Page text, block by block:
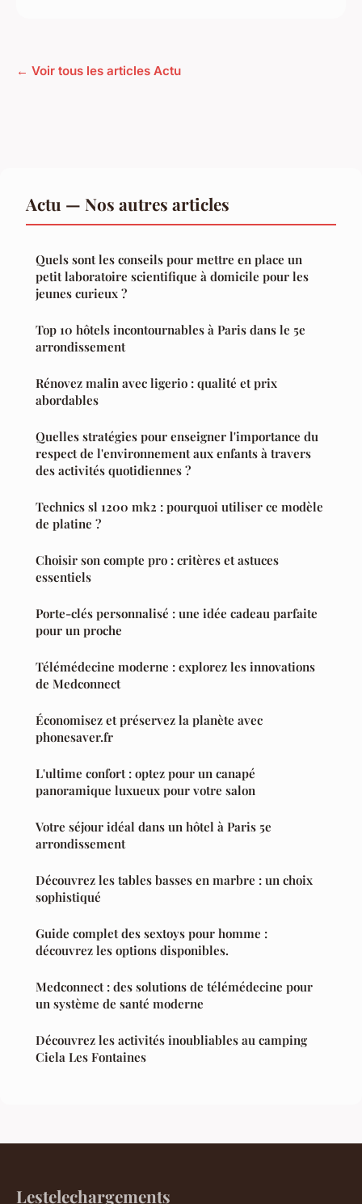
← Voir tous les articles Actu
Actu — Nos autres articles
Quels sont les conseils pour mettre en place un
petit laboratoire scientifique à domicile pour les
jeunes curieux ?
Top 10 hôtels incontournables à Paris dans le 5e
arrondissement
Rénovez malin avec ligerio : qualité et prix
abordables
Quelles stratégies pour enseigner l'importance du
respect de l'environnement aux enfants à travers
des activités quotidiennes ?
Technics sl 1200 mk2 : pourquoi utiliser ce modèle
de platine ?
Choisir son compte pro : critères et astuces
essentiels
Porte-clés personnalisé : une idée cadeau parfaite
pour un proche
Télémédecine moderne : explorez les innovations
de Medconnect
Économisez et préservez la planète avec
phonesaver.fr
L'ultime confort : optez pour un canapé
panoramique luxueux pour votre salon
Votre séjour idéal dans un hôtel à Paris 5e
arrondissement
Découvrez les tables basses en marbre : un choix
sophistiqué
Guide complet des sextoys pour homme :
découvrez les options disponibles.
Medconnect : des solutions de télémédecine pour
un système de santé moderne
Découvrez les activités inoubliables au camping
Ciela Les Fontaines
Lestelechargements